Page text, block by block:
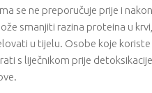
se ne preporučuje prije i
smanjiti razina proteina u
u tijelu. Osobe koje koriste
s liječnikom prije